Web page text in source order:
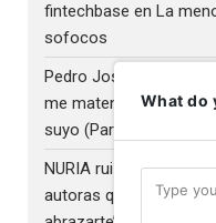
fintechbase en La
sofocos
Pedro José Camacho
me maten!»: El Rulfo
suyo (Parte 2)
NURIA ruiz fernandez
autoras que no hacen
What do